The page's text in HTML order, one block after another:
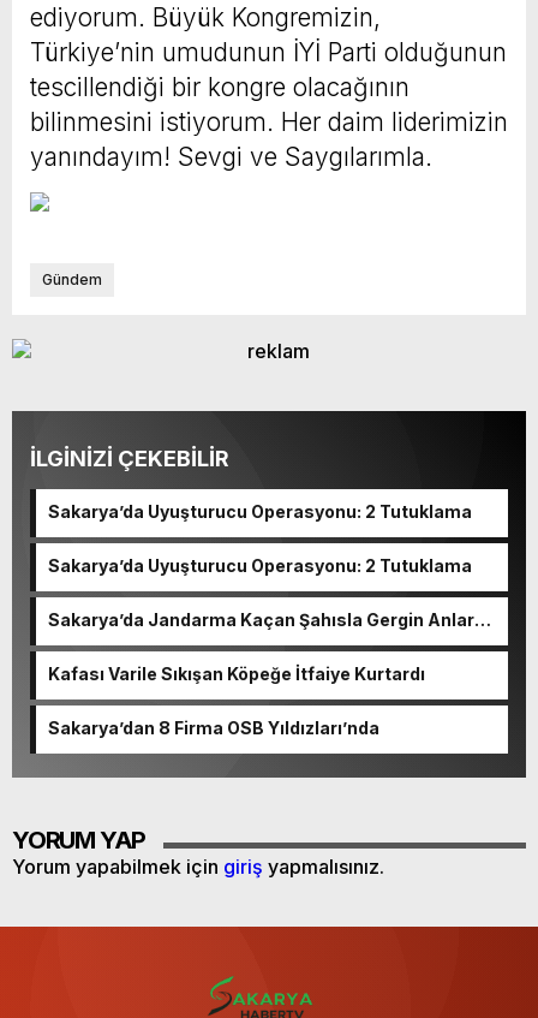
ediyorum. Büyük Kongremizin,
Türkiye’nin umudunun İYİ Parti olduğunun
tescillendiği bir kongre olacağının
bilinmesini istiyorum. Her daim liderimizin
yanındayım! Sevgi ve Saygılarımla.
Gündem
İLGİNİZİ ÇEKEBİLİR
Sakarya’da Uyuşturucu Operasyonu: 2 Tutuklama
Sakarya’da Uyuşturucu Operasyonu: 2 Tutuklama
Sakarya’da Jandarma Kaçan Şahısla Gergin Anlar
Kafası Varile Sıkışan Köpeğe İtfaiye Kurtardı
Sakarya’dan 8 Firma OSB Yıldızları’nda
YORUM YAP
Yorum yapabilmek için giriş yapmalısınız.